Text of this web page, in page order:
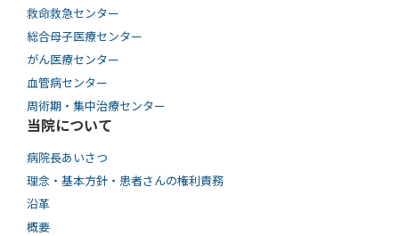
救命救急センター
総合母子医療センター
がん医療センター
血管病センター
周術期・集中治療センター
当院について
病院長あいさつ
理念・基本方針・患者さんの権利責務
沿革
概要